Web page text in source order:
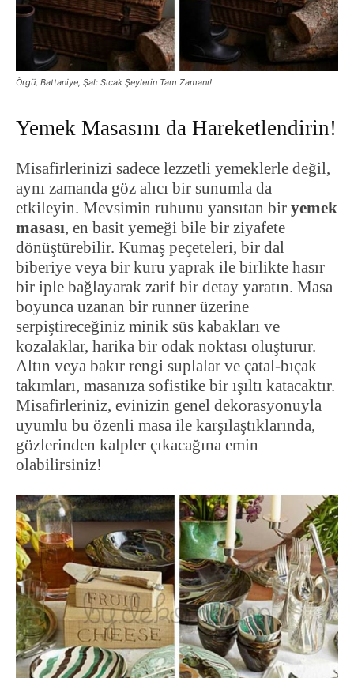
Örgü, Battaniye, Şal: Sıcak Şeylerin Tam Zamanı!
Yemek Masasını da Hareketlendirin!
Misafirlerinizi sadece lezzetli yemeklerle değil,
aynı zamanda göz alıcı bir sunumla da
etkileyin. Mevsimin ruhunu yansıtan bir yemek
masası, en basit yemeği bile bir ziyafete
dönüştürebilir. Kumaş peçeteleri, bir dal
biberiye veya bir kuru yaprak ile birlikte hasır
bir iple bağlayarak zarif bir detay yaratın. Masa
boyunca uzanan bir runner üzerine
serpiştireceğiniz minik süs kabakları ve
kozalaklar, harika bir odak noktası oluşturur.
Altın veya bakır rengi suplalar ve çatal-bıçak
takımları, masanıza sofistike bir ışıltı katacaktır.
Misafirleriniz, evinizin genel dekorasyonuyla
uyumlu bu özenli masa ile karşılaştıklarında,
gözlerinden kalpler çıkacağına emin
olabilirsiniz!